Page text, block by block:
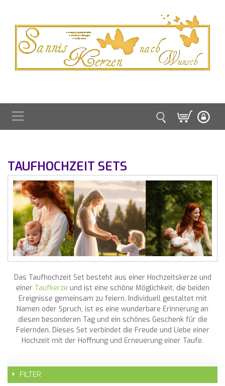
TAUFHOCHZEIT SETS
Das Taufhochzeit Set besteht aus einer Hochzeitskerze und
einer Taufkerze und ist eine schöne Möglichkeit, die beiden
Ereignisse gemeinsam zu feiern. Individuell gestaltet mit
Namen oder Spruch, ist es eine wunderbare Erinnerung an
diesen besonderen Tag und ein schönes Geschenk für die
Feiernden. Dieses Set verbindet die Freude und Liebe einer
Hochzeit mit der Hoffnung und Erneuerung einer Taufe.
FILTER